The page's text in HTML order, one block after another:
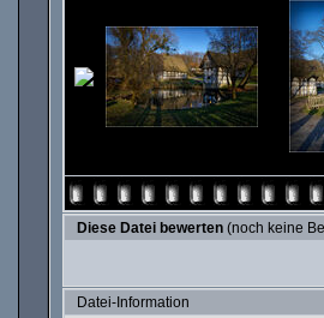
Diese Datei bewerten (noch keine
Datei-Information